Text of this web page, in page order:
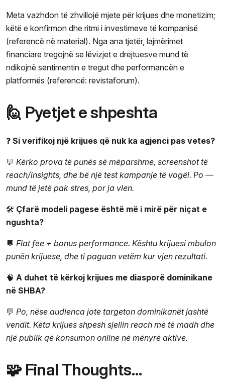
Meta vazhdon të zhvillojë mjete për krijues dhe monetizim;
këtë e konfirmon dhe ritmi i investimeve të kompanisë
(referencë në material). Nga ana tjetër, lajmërimet
financiare tregojnë se lëvizjet e drejtuesve mund të
ndikojnë sentimentin e tregut dhe performancën e
platformës (referencë: revistaforum).
🙋 Pyetjet e shpeshta
❓ Si verifikoj një krijues që nuk ka agjenci pas vetes?
💬 Kërko prova të punës së mëparshme, screenshot të
reach/insights, dhe bë një test kampanje të vogël. Po —
mund të jetë pak stres, por ja vlen.
🛠️ Çfarë modeli pagese është më i mirë për niçat e
ngushta?
💬 Flat fee + bonus performance. Kështu krijuesi mbulon
punën krijuese, dhe ti paguan vetëm kur vjen rezultati.
🧠 A duhet të kërkoj krijues me diasporë dominikane
në SHBA?
💬 Po, nëse audienca jote targeton dominikanët jashtë
vendit. Këta krijues shpesh sjellin reach më të madh dhe
një publik që konsumon online në mënyrë aktive.
🧩 Final Thoughts…